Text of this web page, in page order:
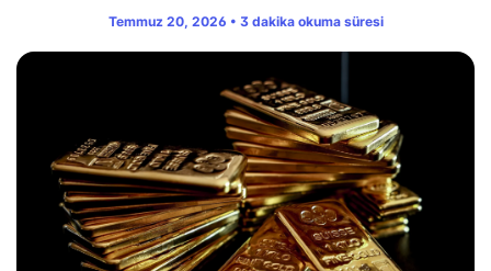
Temmuz 20, 2026 • 3 dakika okuma süresi